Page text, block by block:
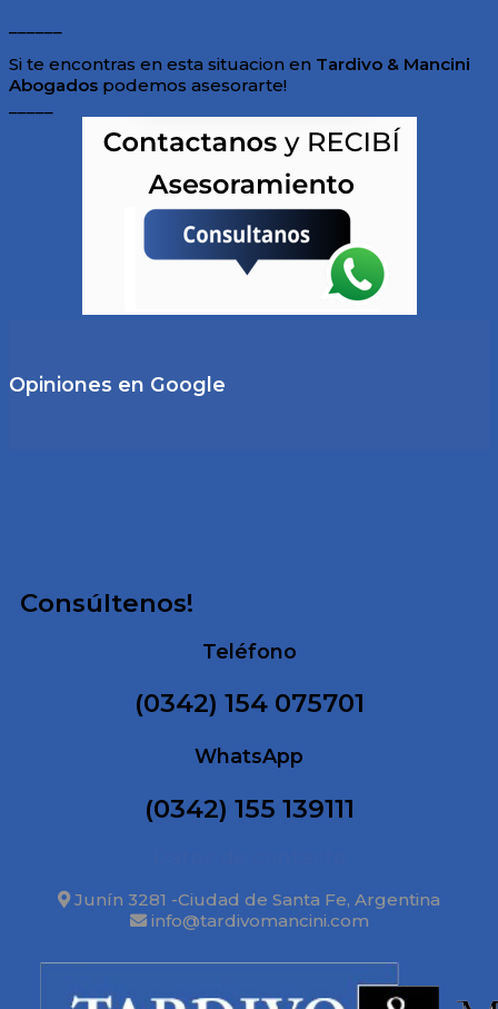
Si te encontras en esta situacion en Tardivo & Mancini
Abogados podemos asesorarte!
Opiniones en Google
Consúltenos!
Teléfono
(0342) 154 075701
WhatsApp
(0342) 155 139111
Junín 3281 -Ciudad de Santa Fe, Argentina
info@tardivomancini.com